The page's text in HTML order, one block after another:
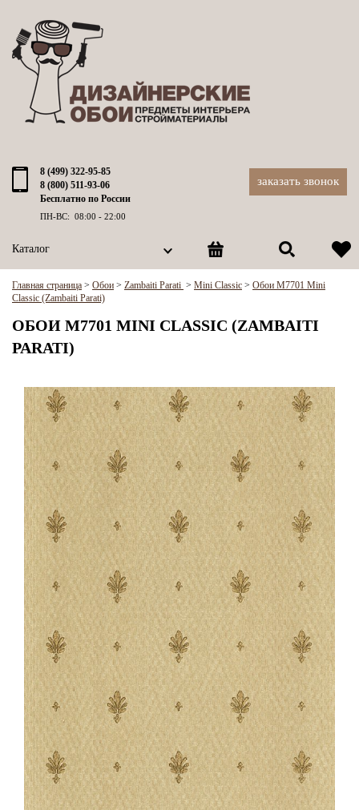
8 (499) 322-95-85
8 (800) 511-93-06
Бесплатно по России
ПН-ВС: 08:00 - 22:00
заказать звонок
Каталог
Главная страница > Обои > Zambaiti Parati > Mini Classic > Обои M7701 Mini
Classic (Zambaiti Parati)
ОБОИ M7701 MINI CLASSIC (ZAMBAITI
PARATI)